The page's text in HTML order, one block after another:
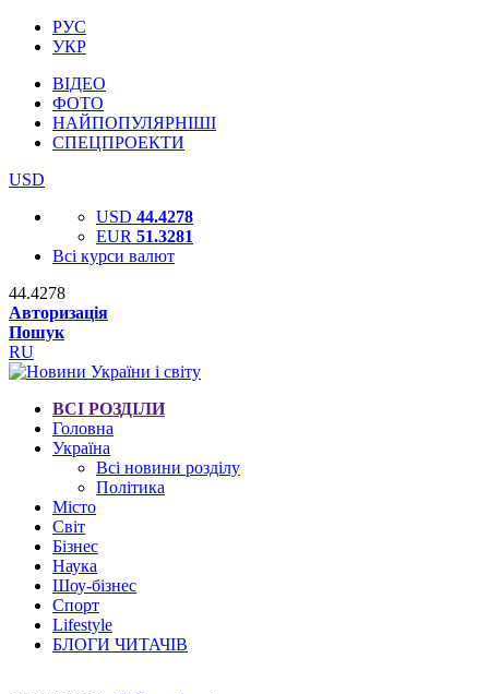
РУС
УКР
ВІДЕО
ФОТО
НАЙПОПУЛЯРНІШІ
СПЕЦПРОЕКТИ
USD
USD 44.4278
EUR 51.3281
Всі курси валют
44.4278
Авторизація
Пошук
RU
ВСІ РОЗДІЛИ
Головна
Україна
Всі новини розділу
Політика
Місто
Світ
Бізнес
Наука
Шоу-бізнес
Спорт
Lifestyle
БЛОГИ ЧИТАЧІВ